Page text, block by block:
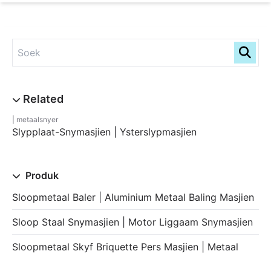
metaalsnyer
Slypplaat-Snymasjien | Ysterslypmasjien
Produk
Sloopmetaal Baler | Aluminium Metaal Baling Masjien
Sloop Staal Snymasjien | Motor Liggaam Snymasjien
Sloopmetaal Skyf Briquette Pers Masjien | Metaal